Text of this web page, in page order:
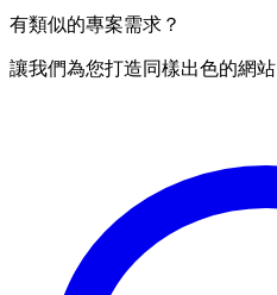
有類似的專案需求？
讓我們為您打造同樣出色的網站